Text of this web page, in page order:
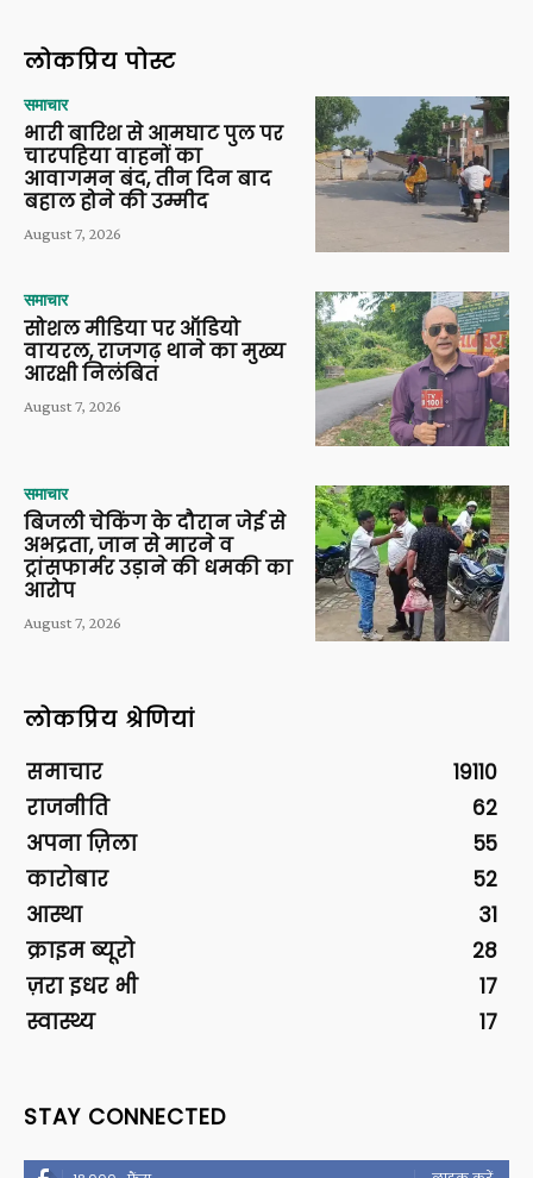
लोकप्रिय पोस्ट
समाचार
भारी बारिश से आमघाट पुल पर
चारपहिया वाहनों का
आवागमन बंद, तीन दिन बाद
बहाल होने की उम्मीद
August 7, 2026
समाचार
सोशल मीडिया पर ऑडियो
वायरल, राजगढ़ थाने का मुख्य
आरक्षी निलंबित
August 7, 2026
समाचार
बिजली चेकिंग के दौरान जेई से
अभद्रता, जान से मारने व
ट्रांसफार्मर उड़ाने की धमकी का
आरोप
August 7, 2026
लोकप्रिय श्रेणियां
समाचार
19110
राजनीति
62
अपना ज़िला
55
कारोबार
52
आस्था
31
क्राइम ब्यूरो
28
ज़रा इधर भी
17
स्वास्थ्य
17
STAY CONNECTED